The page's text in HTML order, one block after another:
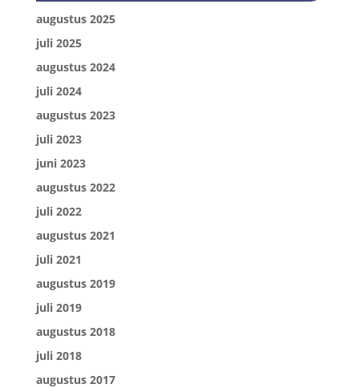
augustus 2025
juli 2025
augustus 2024
juli 2024
augustus 2023
juli 2023
juni 2023
augustus 2022
juli 2022
augustus 2021
juli 2021
augustus 2019
juli 2019
augustus 2018
juli 2018
augustus 2017